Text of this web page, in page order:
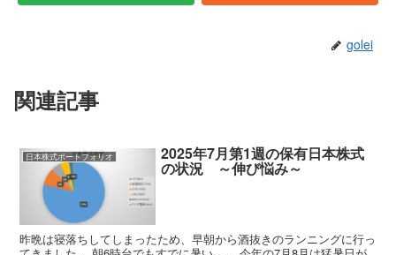
golei
関連記事
日本株式ポートフォリオ 2025年7月第1週の保有日本株式
の状況 ～伸び悩み～
昨晩は寝落ちしてしまったため、早朝から酒抜きのランニングに行っ